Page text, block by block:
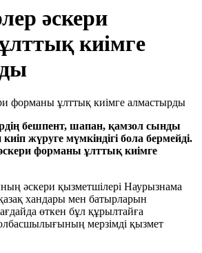
әскери
киімге
бешпент, шапан, қамзол сынды
жүруге мүмкіндігі бола бермейді.
форманы ұлттық киімге
әскери қызметшілері Наурызнама
хандары мен батырларын
өткен бұл құрылтайға
мерзімді қызмет